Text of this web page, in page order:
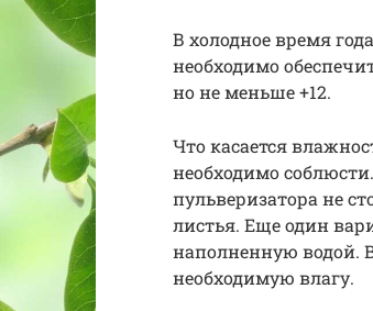
В холодное время
необходимо
но не меньше +12.
Что касается
необходимо
пульверизатора не
листья. Еще один
наполненную водой.
необходимую влагу.